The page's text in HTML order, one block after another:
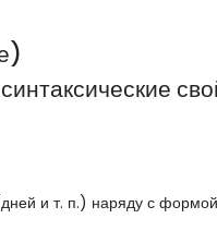
и т. п.) наряду с